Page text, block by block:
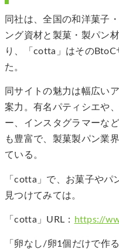
同社は、全国の和洋菓子
ング資材と製菓・製パン
り、「cotta」はその
た。
同サイトの魅力は幅広い
案力。有名パティシエや
ー、インスタグラマーな
も豊富で、製菓製パン業
ている。
「cotta」で、お菓子やパ
見つけてみては。
「cotta」URL： https://
「卵なし/卵1個だけで作